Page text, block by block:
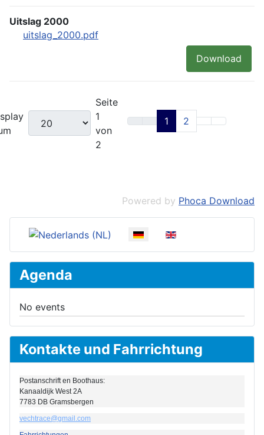
Uitslag 2000
uitslag_2000.pdf
Download
Seite
1
von
2
1 2
Powered by Phoca Download
Sprache auswählen
Agenda
No events
Kontakte und Fahrrichtung
Postanschrift en Boothaus:
Kanaaldijk West 2A
7783 DB Gramsbergen
vechtrace@gmail.com